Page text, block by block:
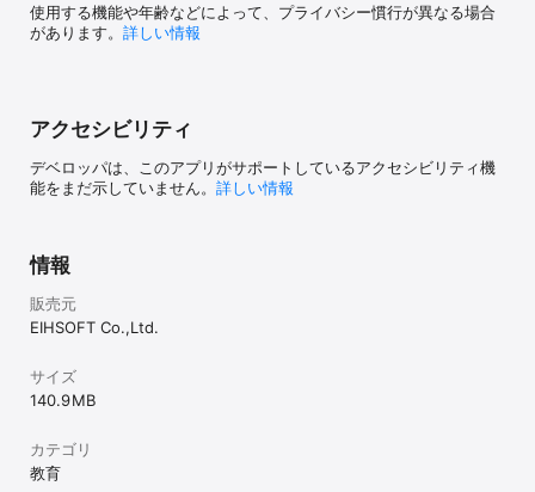
使用する機能や年齢などによって、プライバシー慣行が異なる場合
があります。 詳しい情報
アクセシビリティ
デベロッパは、このアプリがサポートしているアクセシビリティ機
能をまだ示していません。 詳しい情報
情報
販売元
EIHSOFT Co.,Ltd.
サイズ
140.9 MB
カテゴリ
教育